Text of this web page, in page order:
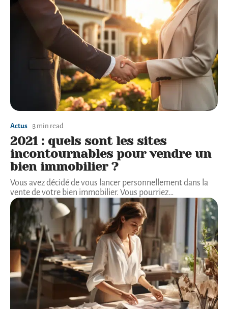
Actus 3 min read
2021 : quels sont les sites
incontournables pour vendre un
bien immobilier ?
Vous avez décidé de vous lancer personnellement dans la
vente de votre bien immobilier. Vous pourriez…